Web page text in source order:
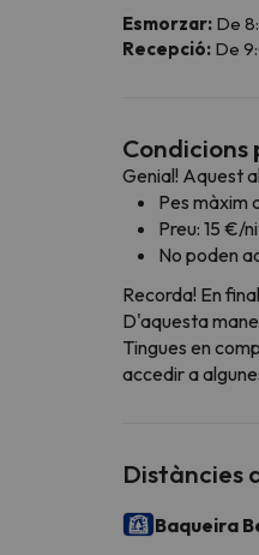
Esmorzar: De
Recepció: De
Condicions
Genial! Aquest
Pes màxim
Preu: 15 €/
No poden
Recorda! En
D'aquesta
Tingues en
accedir a
Distàncies
Baqueira